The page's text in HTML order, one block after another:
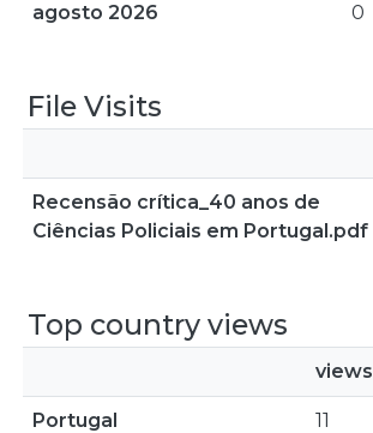
agosto 2026 0
File Visits
Recensão crítica_40 anos de
Ciências Policiais em Portugal.pdf
Top country views
views
Portugal 11